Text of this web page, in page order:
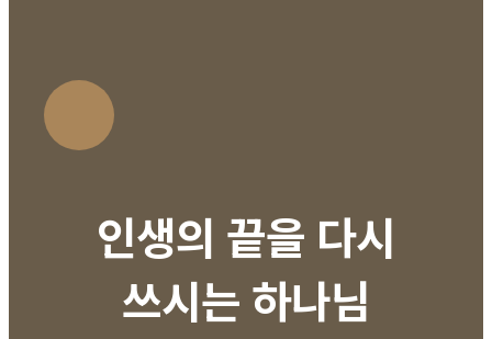
인생의 끝을 다시
쓰시는 하나님